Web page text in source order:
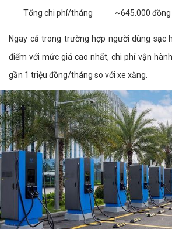
Tổng chi phí/tháng
~645.000 đồng
Ngay cả trong trường hợp người dùng sạc
điểm với mức giá cao nhất, chi phí vận
gần 1 triệu đồng/tháng so với xe xăng.